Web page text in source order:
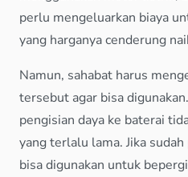
perlu mengeluarkan biaya
yang harganya cenderung
Namun, sahabat harus
tersebut agar bisa
pengisian daya ke baterai
yang terlalu lama. Jika
bisa digunakan untuk